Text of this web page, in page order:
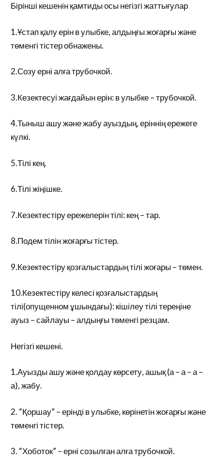
Бірінші кешенін қамтиды осы негізгі жаттығулар
1.Ұстап қалу ерін в улыбке, алдыңғы жоғарғы және
төменгі тістер обнажены.
2.Созу ерні алға трубочкой.
3.Кезектесуі жағдайын ерін: в улыбке – трубочкой.
4.Тыныш ашу және жабу ауыздың, еріннің ережеге
күлкі.
5.Тілі кең.
6.Тілі жіңішке.
7.Кезектестіру ережелерін тілі: кең – тар.
8.Подем тілін жоғарғы тістер.
9.Кезектестіру қозғалыстардың тілі жоғары – төмен.
10.Кезектестіру келесі қозғалыстардың
тілі(опущенном ұшындағы): кішілеу тілі тереңіне
ауыз – сайлауы – алдыңғы төменгі резцам.
Негізгі кешені.
1.Ауызды ашу және қолдау көрсету, ашық (а – а – а –
а), жабу.
2. “Қоршау” – ерінді в улыбке, көрінетін жоғарғы және
төменгі тістер.
3. “Хоботок” – ерні созылған алға трубочкой.